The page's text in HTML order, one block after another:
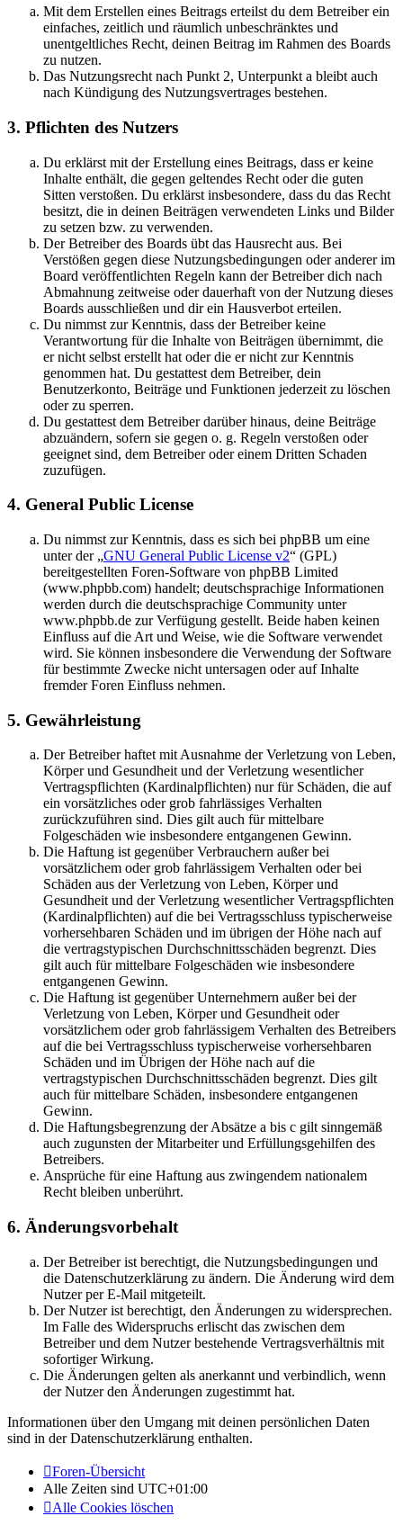
Mit dem Erstellen eines Beitrags erteilst du dem Betreiber ein
einfaches, zeitlich und räumlich unbeschränktes und
unentgeltliches Recht, deinen Beitrag im Rahmen des Boards
zu nutzen.
Das Nutzungsrecht nach Punkt 2, Unterpunkt a bleibt auch
nach Kündigung des Nutzungsvertrages bestehen.
3. Pflichten des Nutzers
Du erklärst mit der Erstellung eines Beitrags, dass er keine
Inhalte enthält, die gegen geltendes Recht oder die guten
Sitten verstoßen. Du erklärst insbesondere, dass du das Recht
besitzt, die in deinen Beiträgen verwendeten Links und Bilder
zu setzen bzw. zu verwenden.
Der Betreiber des Boards übt das Hausrecht aus. Bei
Verstößen gegen diese Nutzungsbedingungen oder anderer im
Board veröffentlichten Regeln kann der Betreiber dich nach
Abmahnung zeitweise oder dauerhaft von der Nutzung dieses
Boards ausschließen und dir ein Hausverbot erteilen.
Du nimmst zur Kenntnis, dass der Betreiber keine
Verantwortung für die Inhalte von Beiträgen übernimmt, die
er nicht selbst erstellt hat oder die er nicht zur Kenntnis
genommen hat. Du gestattest dem Betreiber, dein
Benutzerkonto, Beiträge und Funktionen jederzeit zu löschen
oder zu sperren.
Du gestattest dem Betreiber darüber hinaus, deine Beiträge
abzuändern, sofern sie gegen o. g. Regeln verstoßen oder
geeignet sind, dem Betreiber oder einem Dritten Schaden
zuzufügen.
4. General Public License
Du nimmst zur Kenntnis, dass es sich bei phpBB um eine
unter der „GNU General Public License v2“ (GPL)
bereitgestellten Foren-Software von phpBB Limited
(www.phpbb.com) handelt; deutschsprachige Informationen
werden durch die deutschsprachige Community unter
www.phpbb.de zur Verfügung gestellt. Beide haben keinen
Einfluss auf die Art und Weise, wie die Software verwendet
wird. Sie können insbesondere die Verwendung der Software
für bestimmte Zwecke nicht untersagen oder auf Inhalte
fremder Foren Einfluss nehmen.
5. Gewährleistung
Der Betreiber haftet mit Ausnahme der Verletzung von Leben,
Körper und Gesundheit und der Verletzung wesentlicher
Vertragspflichten (Kardinalpflichten) nur für Schäden, die auf
ein vorsätzliches oder grob fahrlässiges Verhalten
zurückzuführen sind. Dies gilt auch für mittelbare
Folgeschäden wie insbesondere entgangenen Gewinn.
Die Haftung ist gegenüber Verbrauchern außer bei
vorsätzlichem oder grob fahrlässigem Verhalten oder bei
Schäden aus der Verletzung von Leben, Körper und
Gesundheit und der Verletzung wesentlicher Vertragspflichten
(Kardinalpflichten) auf die bei Vertragsschluss typischerweise
vorhersehbaren Schäden und im übrigen der Höhe nach auf
die vertragstypischen Durchschnittsschäden begrenzt. Dies
gilt auch für mittelbare Folgeschäden wie insbesondere
entgangenen Gewinn.
Die Haftung ist gegenüber Unternehmern außer bei der
Verletzung von Leben, Körper und Gesundheit oder
vorsätzlichem oder grob fahrlässigem Verhalten des Betreibers
auf die bei Vertragsschluss typischerweise vorhersehbaren
Schäden und im Übrigen der Höhe nach auf die
vertragstypischen Durchschnittsschäden begrenzt. Dies gilt
auch für mittelbare Schäden, insbesondere entgangenen
Gewinn.
Die Haftungsbegrenzung der Absätze a bis c gilt sinngemäß
auch zugunsten der Mitarbeiter und Erfüllungsgehilfen des
Betreibers.
Ansprüche für eine Haftung aus zwingendem nationalem
Recht bleiben unberührt.
6. Änderungsvorbehalt
Der Betreiber ist berechtigt, die Nutzungsbedingungen und
die Datenschutzerklärung zu ändern. Die Änderung wird dem
Nutzer per E-Mail mitgeteilt.
Der Nutzer ist berechtigt, den Änderungen zu widersprechen.
Im Falle des Widerspruchs erlischt das zwischen dem
Betreiber und dem Nutzer bestehende Vertragsverhältnis mit
sofortiger Wirkung.
Die Änderungen gelten als anerkannt und verbindlich, wenn
der Nutzer den Änderungen zugestimmt hat.
Informationen über den Umgang mit deinen persönlichen Daten
sind in der Datenschutzerklärung enthalten.
Foren-Übersicht
Alle Zeiten sind UTC+01:00
Alle Cookies löschen